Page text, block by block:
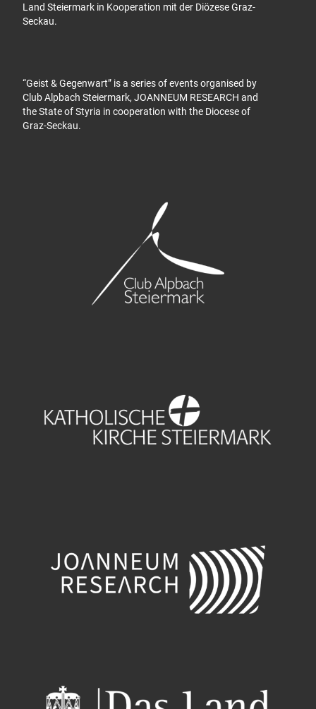
Land Steiermark in Kooperation mit der Diözese Graz-
Seckau.
“Geist & Gegenwart” is a series of events organised by
Club Alpbach Steiermark, JOANNEUM RESEARCH and
the State of Styria in cooperation with the Diocese of
Graz-Seckau.